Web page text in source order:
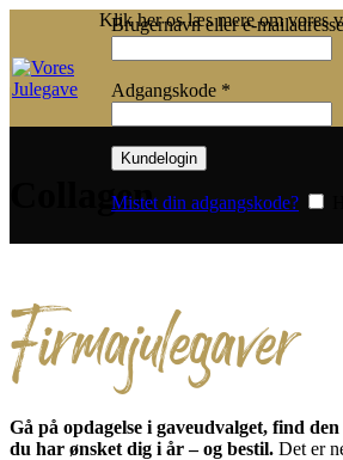
Klik her os læs mere om vores
Brugernavn eller e-
Adgangskode *
Kundelogin
Mistet din adgangskode?
Collagen
Firmajulegaver
Gå på opdagelse i gaveudvalget, find
du har ønsket dig i år – og bestil. Det er